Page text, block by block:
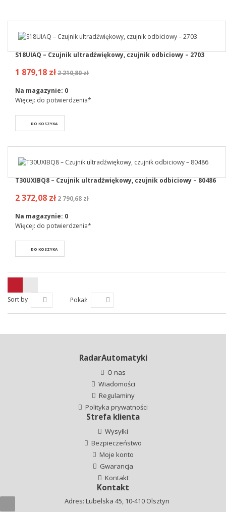
S18UIAQ – Czujnik ultradźwiękowy, czujnik odbiciowy – 2703
1 879,18 zł2 210,80 zł
Na magazynie: 0
Więcej: do potwierdzenia*
DO KOSZYKA
T30UXIBQ8 – Czujnik ultradźwiękowy, czujnik odbiciowy – 80486
2 372,08 zł2 790,68 zł
Na magazynie: 0
Więcej: do potwierdzenia*
DO KOSZYKA
Sort by Pokaż
RadarAutomatyki
O nas
Wiadomości
Regulaminy
Polityka prywatności
Strefa klienta
Wysyłki
Bezpieczeństwo
Moje konto
Gwarancja
Kontakt
Kontakt
Adres: Lubelska 45, 10-410 Olsztyn